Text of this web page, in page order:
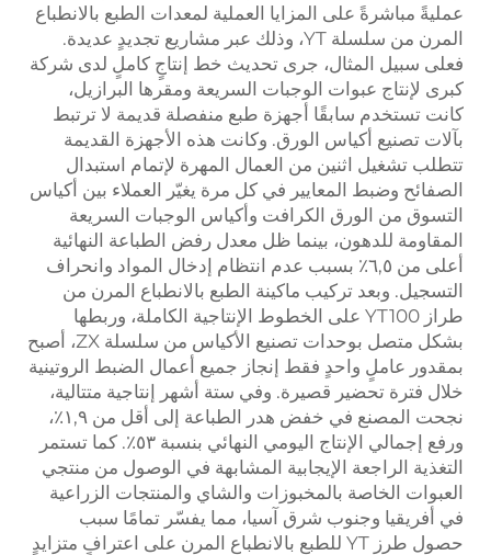
عمليةً مباشرةً على المزايا العملية لمعدات الطبع بالانطباع
المرن من سلسلة YT، وذلك عبر مشاريع تجديدٍ عديدة.
فعلى سبيل المثال، جرى تحديث خط إنتاجٍ كاملٍ لدى شركة
كبرى لإنتاج عبوات الوجبات السريعة ومقرها البرازيل،
كانت تستخدم سابقًا أجهزة طبع منفصلة قديمة لا ترتبط
بآلات تصنيع أكياس الورق. وكانت هذه الأجهزة القديمة
تتطلب تشغيل اثنين من العمال المهرة لإتمام استبدال
الصفائح وضبط المعايير في كل مرة يغيّر العملاء بين أكياس
التسوق من الورق الكرافت وأكياس الوجبات السريعة
المقاومة للدهون، بينما ظل معدل رفض الطباعة النهائية
أعلى من ٦,٥٪ بسبب عدم انتظام إدخال المواد وانحراف
التسجيل. وبعد تركيب ماكينة الطبع بالانطباع المرن من
طراز YT100 على الخطوط الإنتاجية الكاملة، وربطها
بشكل متصل بوحدات تصنيع الأكياس من سلسلة ZX، أصبح
بمقدور عاملٍ واحدٍ فقط إنجاز جميع أعمال الضبط الروتينية
خلال فترة تحضير قصيرة. وفي ستة أشهر إنتاجية متتالية،
نجحت المصنع في خفض هدر الطباعة إلى أقل من ١,٩٪،
ورفع إجمالي الإنتاج اليومي النهائي بنسبة ٥٣٪. كما تستمر
التغذية الراجعة الإيجابية المشابهة في الوصول من منتجي
العبوات الخاصة بالمخبوزات والشاي والمنتجات الزراعية
في أفريقيا وجنوب شرق آسيا، مما يفسّر تمامًا سبب
حصول طرز YT للطبع بالانطباع المرن على اعترافٍ متزايدٍ